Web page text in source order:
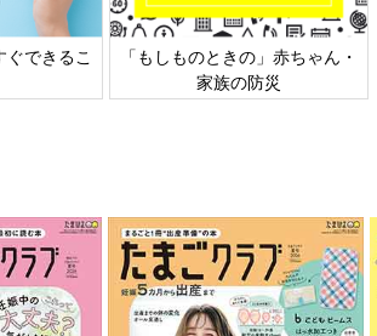
できるこ
「もしものときの」赤ちゃん・
家族の防災